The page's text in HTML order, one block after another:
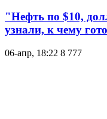
"Нефть по $10,
узнали, к чему
06-апр, 18:22 8 777